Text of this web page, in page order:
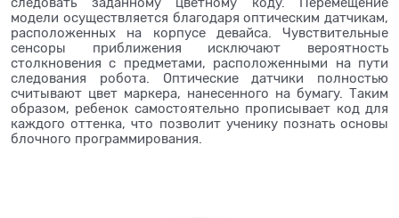
модели осуществляется благодаря оптическим датчикам,
расположенных на корпусе девайса. Чувствительные
сенсоры приближения исключают вероятность
столкновения с предметами, расположенными на пути
следования робота. Оптические датчики полностью
считывают цвет маркера, нанесенного на бумагу. Таким
образом, ребенок самостоятельно прописывает код для
каждого оттенка, что позволит ученику познать основы
блочного программирования.